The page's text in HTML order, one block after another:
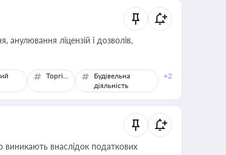
ліцензій і дозволів,
Торгівля
Будівельна
діяльність
+2
виникають внаслідок податкових